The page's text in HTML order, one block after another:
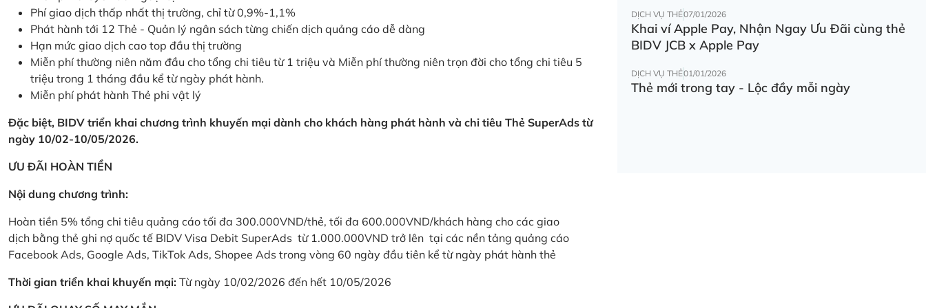
Phí giao dịch thấp nhất thị trường, chỉ từ 0,9%-1,1%
Phát hành tới 12 Thẻ - Quản lý ngân sách từng chiến dịch quảng cáo dễ dàng
Hạn mức giao dịch cao top đầu thị trường
Miễn phí thường niên năm đầu cho tổng chi tiêu từ 1 triệu và Miễn phí thường niên trọn đời cho tổng chi tiêu 5
triệu trong 1 tháng đầu kể từ ngày phát hành.
Miễn phí phát hành Thẻ phi vật lý
Đặc biệt, BIDV triển khai chương trình khuyến mại dành cho khách hàng phát hành và chi tiêu Thẻ SuperAds từ
ngày 10/02-10/05/2026.
ƯU ĐÃI HOÀN TIỀN
Nội dung chương trình:
Hoàn tiền 5% tổng chi tiêu quảng cáo tối đa 300.000VND/thẻ, tối đa 600.000VND/khách hàng cho các giao
dịch bằng thẻ ghi nợ quốc tế BIDV Visa Debit SuperAds từ 1.000.000VND trở lên tại các nền tảng quảng cáo
Facebook Ads, Google Ads, TikTok Ads, Shopee Ads trong vòng 60 ngày đầu tiên kể từ ngày phát hành thẻ
Thời gian triển khai khuyến mại: Từ ngày 10/02/2026 đến hết 10/05/2026
DỊCH VỤ THẺ07/01/2026
Khai ví Apple Pay, Nhận Ngay Ưu Đãi cùng thẻ
BIDV JCB x Apple Pay
DỊCH VỤ THẺ01/01/2026
Thẻ mới trong tay - Lộc đầy mỗi ngày